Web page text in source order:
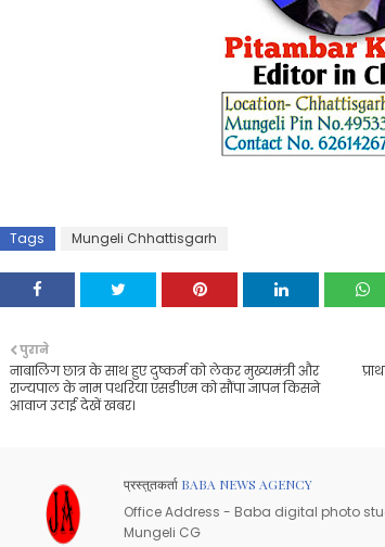
Tags Mungeli Chhattisgarh
पुराने
नाबालिग छात्र के साथ हुए दुष्कर्म को लेकर मुख्यमंत्री और
राज्यपाल के नाम पथरिया एसडीएम को सौंपा ज्ञापन किसने
आवाज उठाई देखें खबर।
प्रस्तुतकर्ता BABA NEWS AGENCY
Office Address - Baba digital photo
Mungeli CG